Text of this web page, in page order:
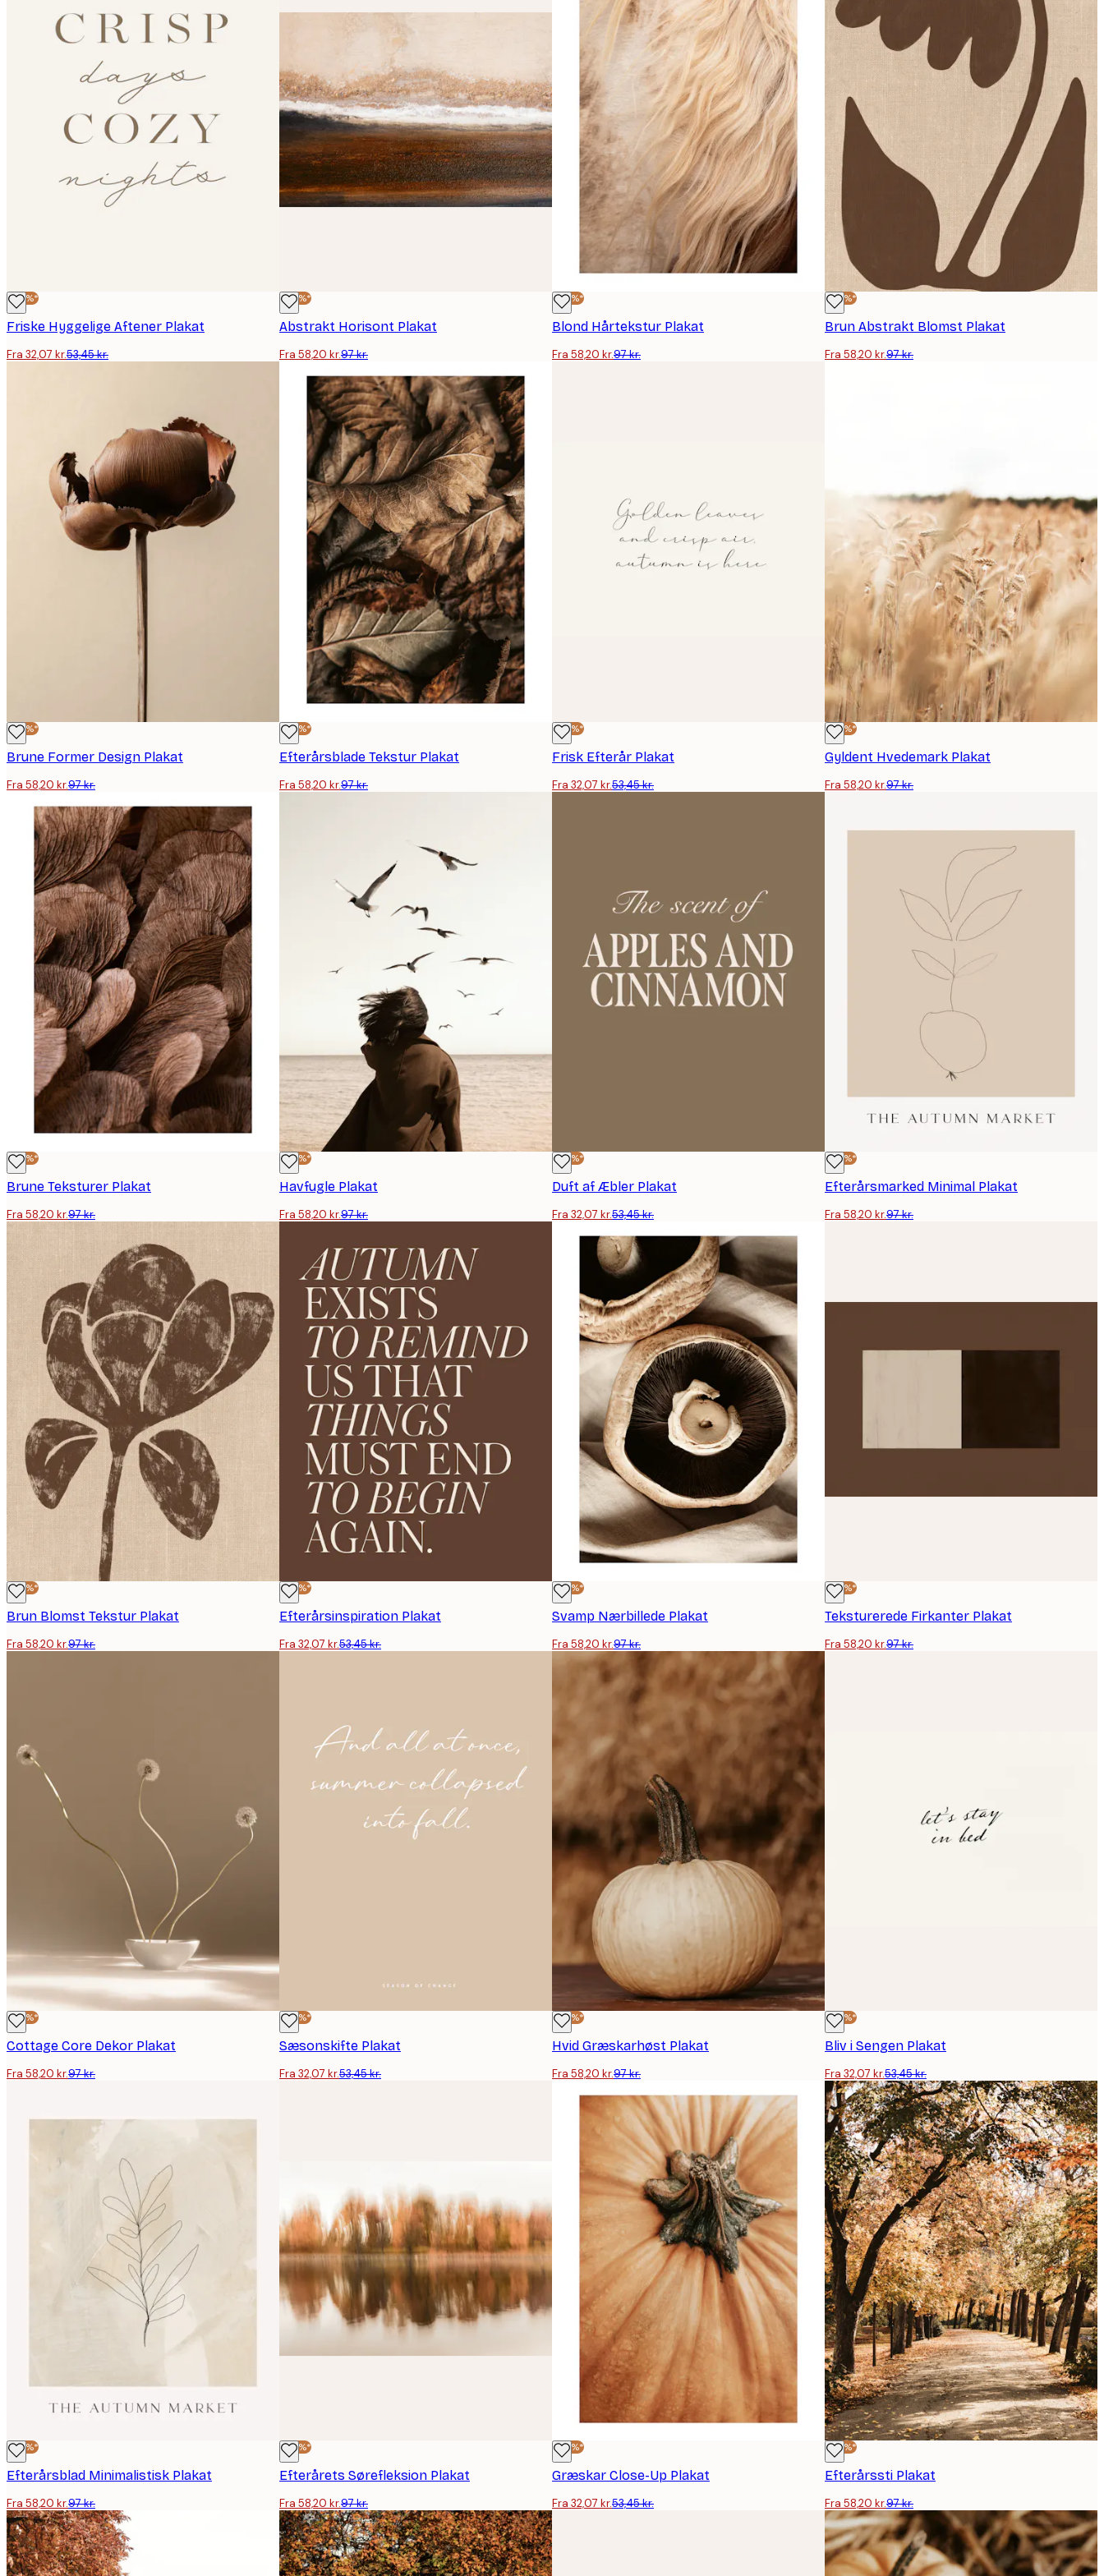
-40%*
Friske Hyggelige Aftener Plakat
Fra 32,07 kr.53,45 kr.
-40%*
Abstrakt Horisont Plakat
Fra 58,20 kr.97 kr.
-40%*
Blond Hårtekstur Plakat
Fra 58,20 kr.97 kr.
-40%*
Brun Abstrakt Blomst Plakat
Fra 58,20 kr.97 kr.
-40%*
Brune Former Design Plakat
Fra 58,20 kr.97 kr.
-40%*
Efterårsblade Tekstur Plakat
Fra 58,20 kr.97 kr.
-40%*
Frisk Efterår Plakat
Fra 32,07 kr.53,45 kr.
-40%*
Gyldent Hvedemark Plakat
Fra 58,20 kr.97 kr.
-40%*
Brune Teksturer Plakat
Fra 58,20 kr.97 kr.
-40%*
Havfugle Plakat
Fra 58,20 kr.97 kr.
-40%*
Duft af Æbler Plakat
Fra 32,07 kr.53,45 kr.
-40%*
Efterårsmarked Minimal Plakat
Fra 58,20 kr.97 kr.
-40%*
Brun Blomst Tekstur Plakat
Fra 58,20 kr.97 kr.
-40%*
Efterårsinspiration Plakat
Fra 32,07 kr.53,45 kr.
-40%*
Svamp Nærbillede Plakat
Fra 58,20 kr.97 kr.
-40%*
Teksturerede Firkanter Plakat
Fra 58,20 kr.97 kr.
-40%*
Cottage Core Dekor Plakat
Fra 58,20 kr.97 kr.
-40%*
Sæsonskifte Plakat
Fra 32,07 kr.53,45 kr.
-40%*
Hvid Græskarhøst Plakat
Fra 58,20 kr.97 kr.
-40%*
Bliv i Sengen Plakat
Fra 32,07 kr.53,45 kr.
-40%*
Efterårsblad Minimalistisk Plakat
Fra 58,20 kr.97 kr.
-40%*
Efterårets Sørefleksion Plakat
Fra 58,20 kr.97 kr.
-40%*
Græskar Close-Up Plakat
Fra 32,07 kr.53,45 kr.
-40%*
Efterårssti Plakat
Fra 58,20 kr.97 kr.